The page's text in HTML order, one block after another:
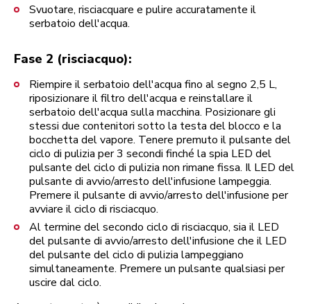
Svuotare, risciacquare e pulire accuratamente il
serbatoio dell'acqua.
Fase 2 (risciacquo):
Riempire il serbatoio dell'acqua fino al segno 2,5 L,
riposizionare il filtro dell'acqua e reinstallare il
serbatoio dell'acqua sulla macchina. Posizionare gli
stessi due contenitori sotto la testa del blocco e la
bocchetta del vapore. Tenere premuto il pulsante del
ciclo di pulizia per 3 secondi finché la spia LED del
pulsante del ciclo di pulizia non rimane fissa. Il LED del
pulsante di avvio/arresto dell'infusione lampeggia.
Premere il pulsante di avvio/arresto dell'infusione per
avviare il ciclo di risciacquo.
Al termine del secondo ciclo di risciacquo, sia il LED
del pulsante di avvio/arresto dell'infusione che il LED
del pulsante del ciclo di pulizia lampeggiano
simultaneamente. Premere un pulsante qualsiasi per
uscire dal ciclo.